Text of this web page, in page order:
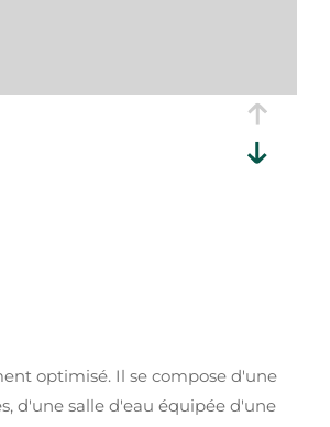
optimisé. Il se compose d'une
d'une salle d'eau équipée d'une